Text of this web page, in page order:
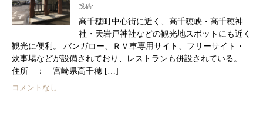
投稿:
高千穂町中心街に近く、高千穂峡・高千穂神
社・天岩戸神社などの観光地スポットにも近く
観光に便利。 バンガロー、ＲＶ車専用サイト、フリーサイト・
炊事場などが設備されており、レストランも併設されている。
住所 ： 宮崎県高千穂 […]
コメントなし